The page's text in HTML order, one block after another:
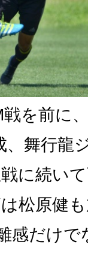
を前に
、舞行龍
に続い
松原健
感だけ